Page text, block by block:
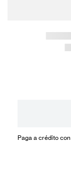
Paga a crédito con